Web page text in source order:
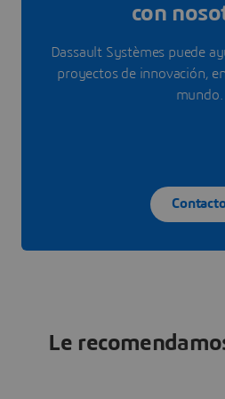
con
Dassault Systèmes puede
proyectos de innovación,
mundo.
Le